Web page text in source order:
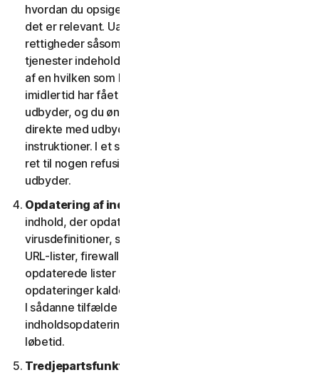
hvordan du opsiger tjenesten og får en refusion, hvis
det er relevant. Uafhængigt af lovbestemte
rettigheder såsom afmeldingsrettigheder kan visse
tjenester indeholde en tilbagebetalingsgaranti, hvis du
af en hvilken som helst grund ikke er tilfreds. Hvis du
imidlertid har fået ret til at bruge tjenesten gennem en
udbyder, og du ønsker at annullere, skal du gøre det
direkte med udbyderen ved at følge denne udbyders
instruktioner. I et sådant tilfælde har du muligvis ikke
ret til nogen refusion af os af gebyrer, du betaler til en
udbyder.
Opdatering af indhold.
indhold, der opdateres med jævne mellemrum, såsom
virusdefinitioner, spywaredefinitioner, antispamregler,
URL-lister, firewallregler, data om sikkerhedshuller og
opdaterede lister over godkendte websteder. Disse
opdateringer kaldes under ét "indholdsopdateringer".
I sådanne tilfælde har du adgang til gældende
indholdsopdateringer til tjenesterne i tjenestens
løbetid.
Tredjepartsfunktioner eller -indhold.